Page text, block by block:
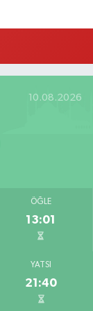
10.08.2026
ÖĞLE
13:01
YATSI
21:40